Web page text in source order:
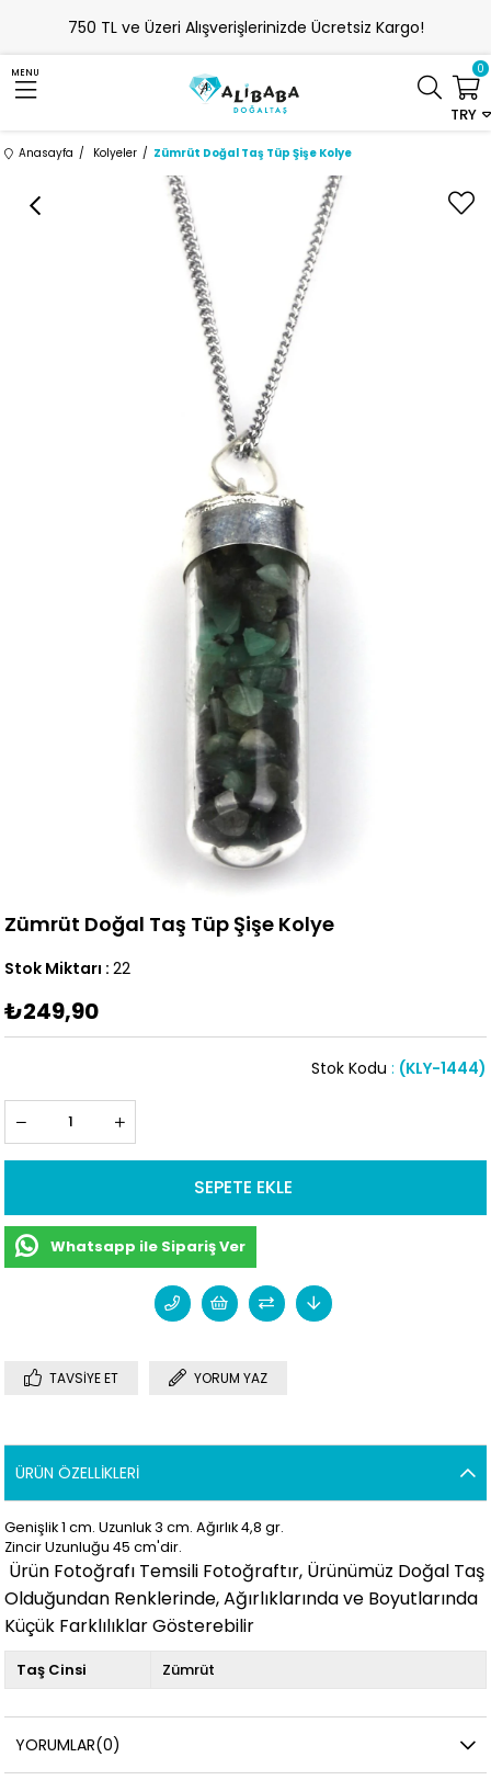
750 TL ve Üzeri Alışverişlerinizde Ücretsiz Kargo!
MENU
TRY
0
Anasayfa Kolyeler Zümrüt Doğal Taş Tüp Şişe Kolye
Zümrüt Doğal Taş Tüp Şişe Kolye
Stok Miktarı : 22
₺249,90
(KLY-1444)
Stok Kodu
Whatsapp ile Sipariş Ver
TAVSIYE ET YORUM YAZ
ÜRÜN ÖZELLIKLERI
Genişlik 1 cm. Uzunluk 3 cm. Ağırlık 4,8gr.
Zincir Uzunluğu 45 cm'dir.
Ürün Fotoğrafı Temsili Fotoğraftır, Ürünümüz Doğal Taş
Olduğundan Renklerinde, Ağırlıklarında ve Boyutlarında
Küçük Farklılıklar Gösterebilir
Taş Cinsi Zümrüt
YORUMLAR(0)